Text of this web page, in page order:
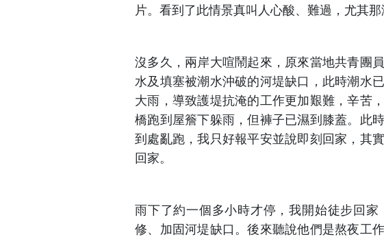
片。看到了此情景真叫人心酸、難過，尤其那
沒多久，兩岸大喧鬧起來，原來當地共青團
水及填塞被潮水沖破的河堤缺口，此時潮水
大雨，導致護堤抗淹的工作更加艱難，辛苦
橋跑到屋簷下躲雨，但褲子已濕到膝蓋。此
到處亂跑，我只好報平安並說即刻回家，其
回家。
雨下了約一個多小時才停，我開始徒步回
修、加固河堤缺口。後來聽說他們是熬夜工